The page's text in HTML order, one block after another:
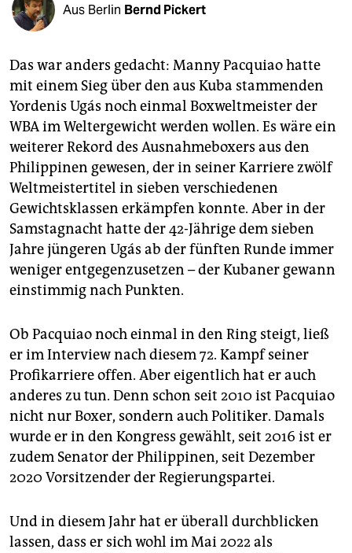
unterstützen
genossenschaft
epaper login
Aus Berlin Bernd Pickert
Das war anders gedacht: Manny Pacquiao hatte
mit einem Sieg über den aus Kuba stammenden
Yordenis Ugás noch einmal Boxweltmeister der
WBA im Weltergewicht werden wollen. Es wäre ein
weiterer Rekord des Ausnahmeboxers aus den
Philippinen gewesen, der in seiner Karriere zwölf
Weltmeistertitel in sieben verschiedenen
Gewichtsklassen erkämpfen konnte. Aber in der
Samstagnacht hatte der 42-Jährige dem sieben
Jahre jüngeren Ugás ab der fünften Runde immer
weniger entgegenzusetzen – der Kubaner gewann
einstimmig nach Punkten.
Ob Pacquiao noch einmal in den Ring steigt, ließ
er im Interview nach diesem 72. Kampf seiner
Profikarriere offen. Aber eigentlich hat er auch
anderes zu tun. Denn schon seit 2010 ist Pacquiao
nicht nur Boxer, sondern auch Politiker. Damals
wurde er in den Kongress gewählt, seit 2016 ist er
zudem Senator der Phi­lip­pinen, seit Dezember
2020 Vorsitzender der Regierungspartei.
Und in diesem Jahr hat er überall durchblicken
lassen, dass er sich wohl im Mai 2022 als